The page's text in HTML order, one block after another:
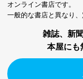
オンライン書店です。
一般的な書店と異なり、
雑誌、新
本屋にも